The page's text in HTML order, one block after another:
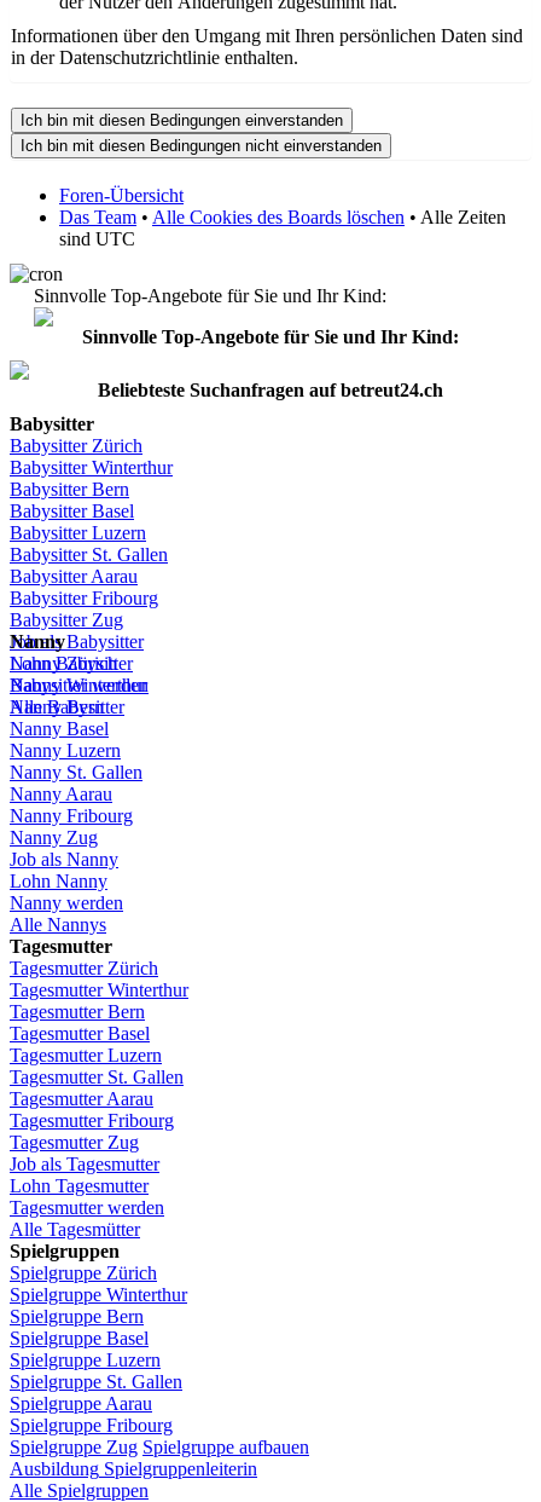
Informationen über den Umgang mit Ihren persönlichen Daten sind
in der Datenschutzrichtlinie enthalten.
Foren-Übersicht
Das Team • Alle Cookies des Boards löschen • Alle Zeiten
sind UTC
Sinnvolle Top-Angebote für Sie und Ihr Kind:
Sinnvolle Top-Angebote für Sie und Ihr Kind:
Beliebteste Suchanfragen aufbetreut24.ch
Babysitter
Babysitter Zürich
Babysitter Winterthur
Babysitter Bern
Babysitter Basel
BabysitterLuzern
Babysitter St. Gallen
BabysitterAarau
BabysitterFribourg
Babysitter Zug
JobalsBabysitter
LohnBabysitter
Babysitterwerden
Alle Babysitter
Nanny
NannyZürich
Nanny Winterthur
Nanny Bern
Nanny Basel
Nanny Luzern
Nanny St. Gallen
Nanny Aarau
Nanny Fribourg
Nanny Zug
Job als Nanny
Lohn Nanny
Nanny werden
Alle Nannys
Tagesmutter
Tagesmutter Zürich
TagesmutterWinterthur
TagesmutterBern
TagesmutterBasel
Tagesmutter Luzern
TagesmutterSt. Gallen
Tagesmutter Aarau
Tagesmutter Fribourg
Tagesmutter Zug
Job als Tagesmutter
Lohn Tagesmutter
Tagesmutter werden
Alle Tagesmütter
Spielgruppen
Spielgruppe Zürich
Spielgruppe Winterthur
Spielgruppe Bern
Spielgruppe Basel
Spielgruppe Luzern
Spielgruppe St. Gallen
Spielgruppe Aarau
Spielgruppe Fribourg
Spielgruppe Zug Spielgruppe aufbauen
Ausbildung Spielgruppenleiterin
Alle Spielgruppen